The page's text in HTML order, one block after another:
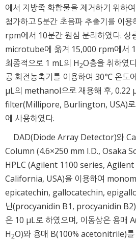
에서 지방족 화합물을 제거하기 위
첨가하고 5분간 초음파 추출기를 이
rpm에서 10분간 원심 분리하였다. 상
microtube에 옮겨 15,000 rpm에서
최종적으로 1 mL의 H2O층을 취하였
공 회전농축기를 이용하여 30℃ 온도
μL의 methanol으로 재용해 후, 0.22
filter(Millipore, Burlington, USA)로
에 사용하였다.
DAD(Diode Array Detector)와
Column (4.6×250 mm I.D., Osaka
HPLC (Agilent 1100 series,
California, USA)을 이용하여
epicatechin, gallocatechin,
닌(procyanidin B1, procyanidin B2)
은 10 μL로 하였으며, 이동상은 용매
H2O)와 용매 B(100% acetonitrile)를